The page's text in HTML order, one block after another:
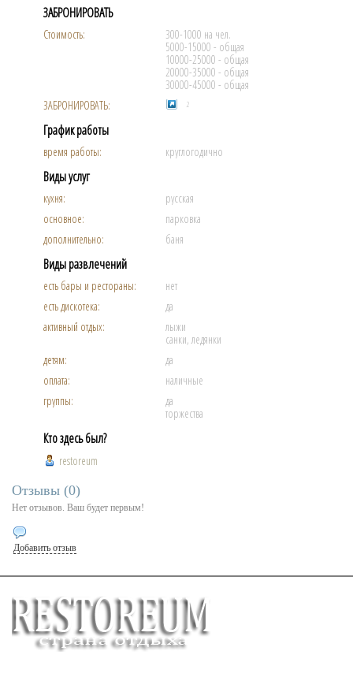
ЗАБРОНИРОВАТЬ
Стоимость:
300-1000 на чел.
5000-15000 - общая
10000-25000 - общая
20000-35000 - общая
30000-45000 - общая
ЗАБРОНИРОВАТЬ:
2
График работы
время работы: круглогодично
Виды услуг
кухня:
русская
основное:
парковка
дополнительно:
баня
Виды развлечений
есть бары и рестораны:
нет
есть дискотека:
да
активный отдых:
лыжи
санки, ледянки
детям:
да
оплата:
наличные
группы:
да
торжества
Кто здесь был?
restoreum
Отзывы (0)
Нет отзывов. Ваш будет первым!
Добавить отзыв